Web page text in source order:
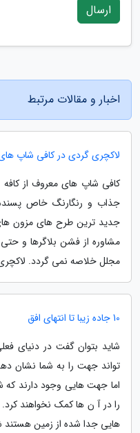
ارسال
اخبار و مقالات مرتبط
لاکچری گردی در کافی شاپ
کافی شاپ های معروف از کافه
جذاب و رنگارنگ خاص
جدید ترین طرح های مزون
مشاوره از فشن بلاگرها و
مجلل خلاصه نمی گردد.
10 جاده زیبا تا انتهای افق
تواند جهت را به شما نشان
اما جهت هایی وجود دارند
را در آ ن ها کمک نخواهند
هایی جدا شده از زمین هستند